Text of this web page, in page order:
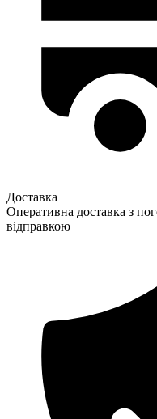
Доставка
Оперативна доставка з
відправкою